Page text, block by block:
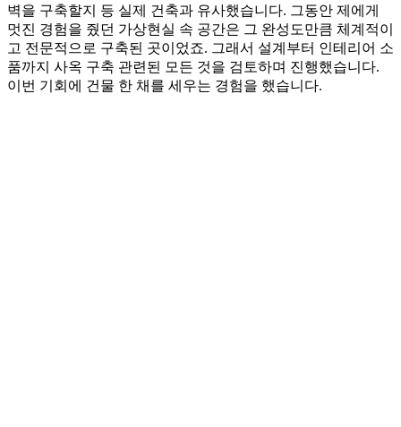
벽을 구축할지 등 실제 건축과 유사했습니다. 그동안 제에게
멋진 경험을 줬던 가상현실 속 공간은 그 완성도만큼 체계적이
고 전문적으로 구축된 곳이었죠. 그래서 설계부터 인테리어 소
품까지 사옥 구축 관련된 모든 것을 검토하며 진행했습니다.
이번 기회에 건물 한 채를 세우는 경험을 했습니다.